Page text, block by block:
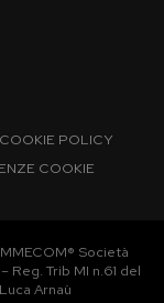
COOKIE POLICY
COOKIE
Società
Reg. Trib MI n.61 del
Arnaù